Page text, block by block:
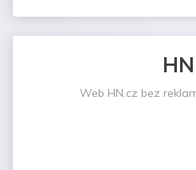
HN
Web HN.cz bez